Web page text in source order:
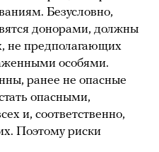
Безусловно,
донорами, должны
не предполагающих
особями.
ранее не опасные
опасными,
и, соответственно,
Поэтому риски